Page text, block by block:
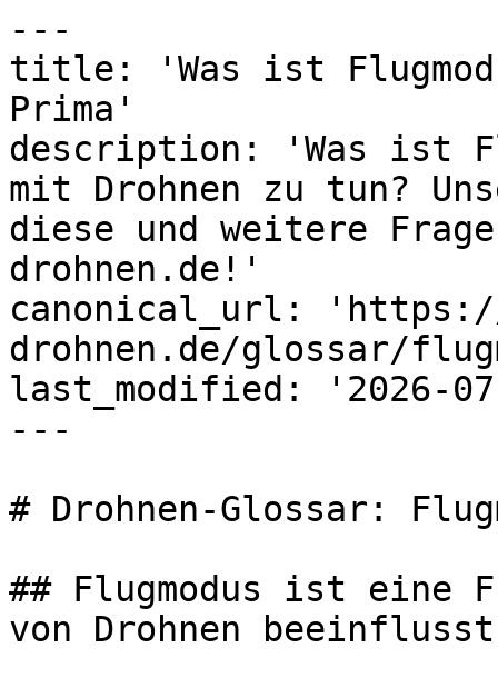
---
title: 'Was ist
Prima'
description: 'Was ist
mit Drohnen zu tun?
diese und weitere
drohnen.de!'
canonical_url: 'https://
drohnen.de/glossar/
last_modified: '2026-
---
# Drohnen-Glossar:
## Flugmodus ist eine
von Drohnen beeinflusst